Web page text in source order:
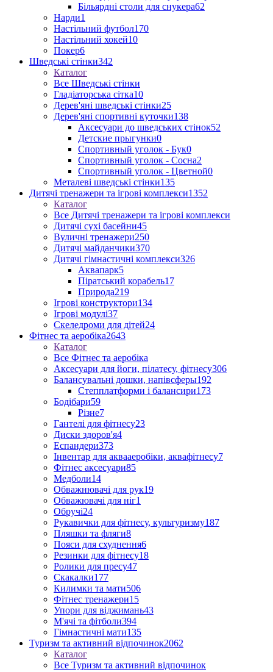
Більярдні столи для снукера62
Нарди1
Настільний футбол170
Настільний хокей10
Покер6
Шведські стінки342
Каталог
Все Шведські стінки
Гладіаторська сітка10
Дерев'яні шведські стінки25
Дерев'яні спортивні куточки138
Аксесуари до шведських стінок52
Детские прыгунки0
Спортивный уголок - Бук0
Спортивный уголок - Сосна2
Спортивный уголок - Цветной0
Металеві шведські стінки135
Дитячі тренажери та ігрові комплекси1352
Каталог
Все Дитячі тренажери та ігрові комплекси
Дитячі сухі басейни45
Вуличні тренажери250
Дитячі майданчики370
Дитячі гімнастичні комплекси326
Аквапарк5
Піратський корабель17
Природа219
Ігрові конструктори134
Ігрові модулі37
Скеледроми для дітей24
Фітнес та аеробіка2643
Каталог
Все Фітнес та аеробіка
Аксесуари для йоги, пілатесу, фітнесу306
Балансувальні дошки, напівсферы192
Степплатформи і балансири173
Бодібари59
Різне7
Гантелі для фітнесу23
Диски здоров'я4
Еспандери373
Інвентар для аквааеробіки, аквафітнесу7
Фітнес аксесуари85
Медболи14
Обважнювачі для рук19
Обважювачі для ніг1
Обручі24
Рукавички для фітнесу, культуризму187
Пляшки та фляги8
Пояси для схуднення6
Резинки для фітнесу18
Ролики для пресу47
Скакалки177
Килимки та мати506
Фітнес тренажери15
Упори для віджимань43
М'ячі та фітболи394
Гімнастичні мати135
Туризм та активний відпочинок2062
Каталог
Все Туризм та активний відпочинок